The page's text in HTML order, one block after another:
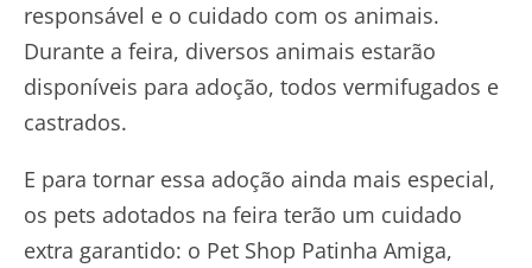
responsável e o cuidado com os animais.
Durante a feira, diversos animais estarão
disponíveis para adoção, todos vermifugados e
castrados.
E para tornar essa adoção ainda mais especial,
os pets adotados na feira terão um cuidado
extra garantido: o Pet Shop Patinha Amiga,